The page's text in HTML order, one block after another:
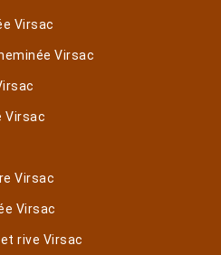
Virsac
Virsac
Virsac
Virsac
Virsac
rive Virsac